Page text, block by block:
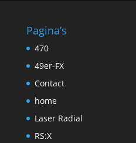
Pagina’s
470
49er-FX
Contact
home
Laser Radial
RS:X